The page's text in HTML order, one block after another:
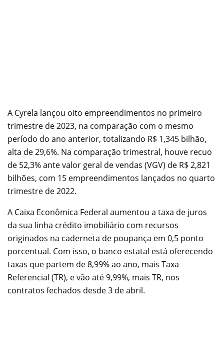
A Cyrela lançou oito empreendimentos no primeiro
trimestre de 2023, na comparação com o mesmo
período do ano anterior, totalizando R$ 1,345 bilhão,
alta de 29,6%. Na comparação trimestral, houve recuo
de 52,3% ante valor geral de vendas (VGV) de R$ 2,821
bilhões, com 15 empreendimentos lançados no quarto
trimestre de 2022.
A Caixa Econômica Federal aumentou a taxa de juros
da sua linha crédito imobiliário com recursos
originados na caderneta de poupança em 0,5 ponto
porcentual. Com isso, o banco estatal está oferecendo
taxas que partem de 8,99% ao ano, mais Taxa
Referencial (TR), e vão até 9,99%, mais TR, nos
contratos fechados desde 3 de abril.